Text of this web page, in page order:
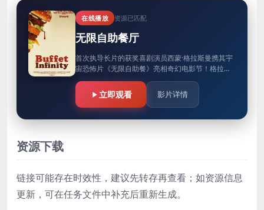
在线播放 资源已匹配
无限自助餐厅
首次执导长片的获奖喜剧演员西蒙·格拉斯曼携其宇
宙恐怖片《无限自助餐》亮相奇幻电影节！格拉斯
曼从数百小时的低成本电视广告中精选素材，讲述
了韦斯特里奇镇两家餐厅之间…
立即观看 影片详情
资源下载
链接可能存在时效性，建议先转存再查看；如资源信息
更新，可在任务文件中补充后重新生成。